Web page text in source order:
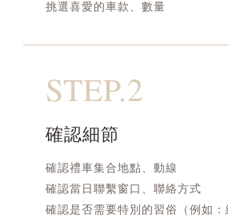
挑選喜愛的車款、數量
STEP.2
確認細節
確認禮車集合地點、動線
確認當日聯繫窗口、聯絡方式
確認是否需要特別的習俗（例如